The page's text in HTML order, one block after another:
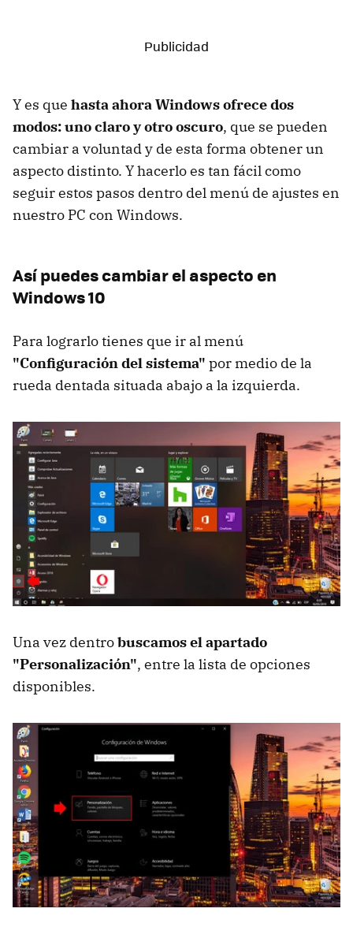
Y es que hasta ahora Windows ofrece dos
modos: uno claro y otro oscuro, que se pueden
cambiar a voluntad y de esta forma obtener un
aspecto distinto. Y hacerlo es tan fácil como
seguir estos pasos dentro del menú de ajustes en
nuestro PC con Windows.
Así puedes cambiar el aspecto en
Windows 10
Para lograrlo tienes que ir al menú
"Configuración del sistema" por medio de la
rueda dentada situada abajo a la izquierda.
Una vez dentrobuscamos el apartado
"Personalización", entre la lista de opciones
disponibles.